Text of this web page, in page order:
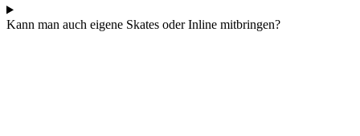
Kann man auch eigene Skates oder Inline mitbringen?